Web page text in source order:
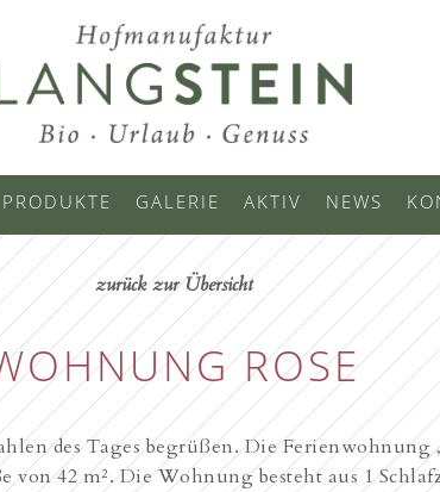
PRODUKTE GALERIE AKTIV NEWS
zurück zur Übersicht
ROSE
des Tages begrüßen. Die Ferienwohnung
von 42 m². Die Wohnung besteht aus 1